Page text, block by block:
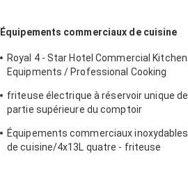
Équipements commerciaux de cuisine
Royal 4 - Star Hotel Commercial Kitchen
Equipments / Professional Cooking
friteuse électrique à réservoir unique de
partie supérieure du comptoir
cuisine 8L pour la nourriture profonde de
friteuse
Équipements commerciaux inoxydables
de cuisine/4x13L quatre - friteuse